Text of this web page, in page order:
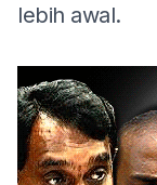
lebih awal.